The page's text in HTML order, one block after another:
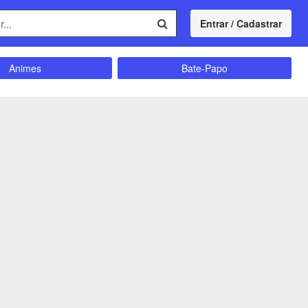
Entrar / Cadastrar
Animes
Bate-Papo